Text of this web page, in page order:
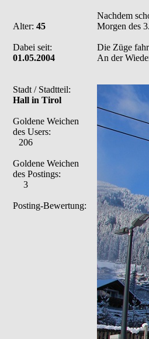
Alter: 45
Dabei seit:
01.05.2004
Stadt / Stadtteil:
Hall in Tirol
Goldene Weichen
des Users:
206
Goldene Weichen
des Postings:
3
Posting-Bewertung:
Nachdem
Morgen des
Die Züge
An der